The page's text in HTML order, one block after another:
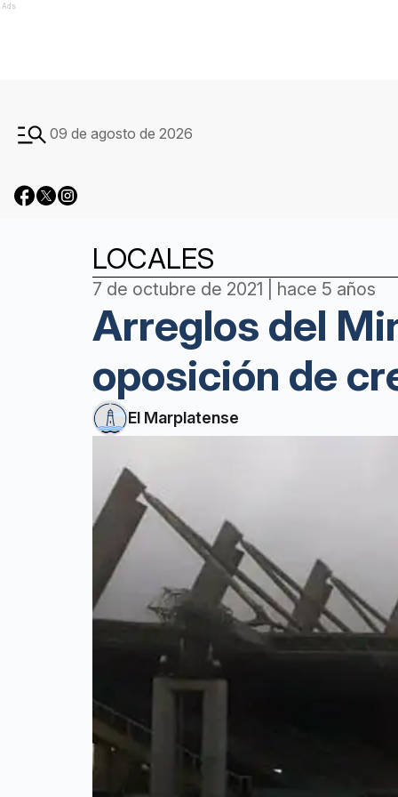
Ads
09 de agosto de 2026
LOCALES
7 de octubre de 2021 | hace 5 años
Arreglos del
oposición de
El Marplatense